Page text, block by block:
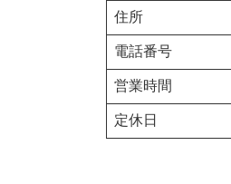
住所
電話番号
営業時間
定休日